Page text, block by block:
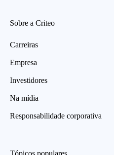
Sobre a Criteo
Carreiras
Empresa
Investidores
Na mídia
Responsabilidade corporativa
Tópicos populares